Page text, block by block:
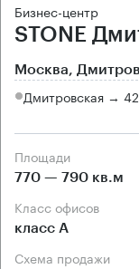
Бизнес-центр
STONE
Москва,
Дмитровская →
Площади
770 — 790 кв.м
Класс офисов
класс А
Схема продажи